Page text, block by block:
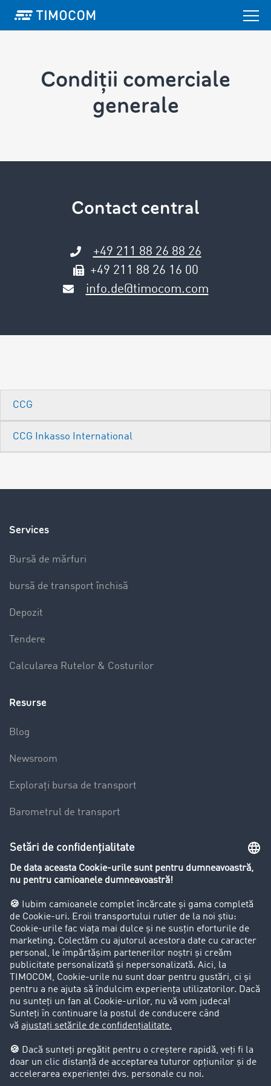
Condiții comerciale
generale
Contact central
+49 211 88 26 88 26
+49 211 88 26 16 00
info.de@timocom.com
CCG
CCG Inkasso International
Services
Bursă de mărfuri
bursă de transport închisă
Depozit
Tendere
Calcularea Rutelor & Costurilor
Resurse
Blog
Newsroom
Explorați bursa de transport
Barometrul de transport
Restricții de circulație pentru autocamioane
Firma
Success Stories
Clienții aduc clienți
Aspecte legale
Impressum
Protecția datelor